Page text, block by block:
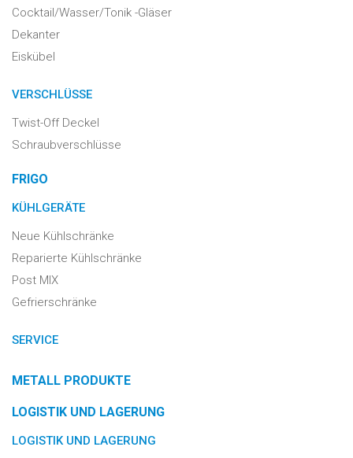
Cocktail/Wasser/Tonik -Gläser
Dekanter
Eiskübel
VERSCHLÜSSE
Twist-Off Deckel
Schraubverschlüsse
FRIGO
KÜHLGERÄTE
Neue Kühlschränke
Reparierte Kühlschränke
Post MIX
Gefrierschränke
SERVICE
METALL PRODUKTE
LOGISTIK UND LAGERUNG
LOGISTIK UND LAGERUNG